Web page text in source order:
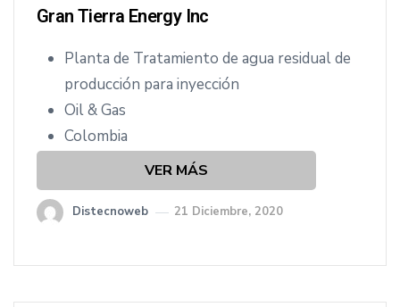
Gran Tierra Energy Inc
Planta de Tratamiento de agua residual de
producción para inyección
Oil & Gas
Colombia
VER MÁS
Distecnoweb 21 Diciembre, 2020